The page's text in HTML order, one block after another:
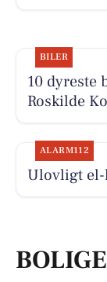
BILER
10 dyreste
Roskilde
ALARM112
Ulovligt el-